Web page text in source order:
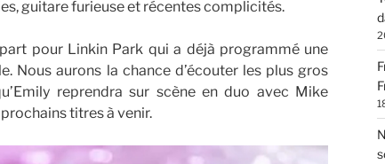
guitare furieuse et récentes complicités.
pour Linkin Park qui a déjà programmé une
Nous aurons la chance d’écouter les plus gros
reprendra sur scène en duo avec Mike
titres à venir.